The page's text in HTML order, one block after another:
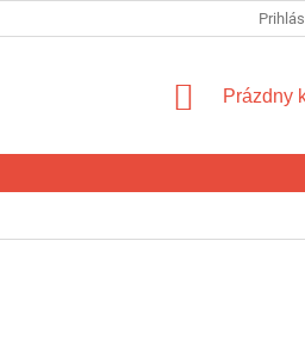
NA ODSTÚPENIE OD ZMLUVY
Prázdny